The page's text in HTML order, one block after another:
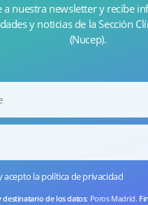
a nuestra newsletter y recibe
y noticias de la Sección
(Nucep).
acepto lapolítica de privacidad
destinatario de los datos: Poros Madrid.